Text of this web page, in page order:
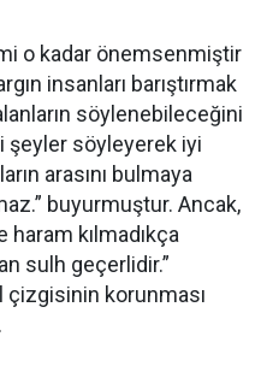
o kadar önemsenmiştir
insanları barıştırmak
söylenebileceğini
şeyler söyleyerek iyi
arasını bulmaya
buyurmuştur. Ancak,
haram kılmadıkça
sulh geçerlidir.”
çizgisinin korunması